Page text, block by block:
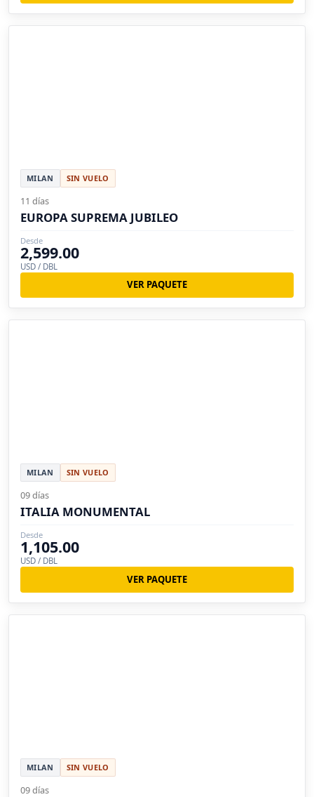
MILAN SIN VUELO
11 días
EUROPA SUPREMA JUBILEO
Desde
2,599.00
USD / DBL
VER PAQUETE
MILAN SIN VUELO
09 días
ITALIA MONUMENTAL
Desde
1,105.00
USD / DBL
VER PAQUETE
MILAN SIN VUELO
09 días